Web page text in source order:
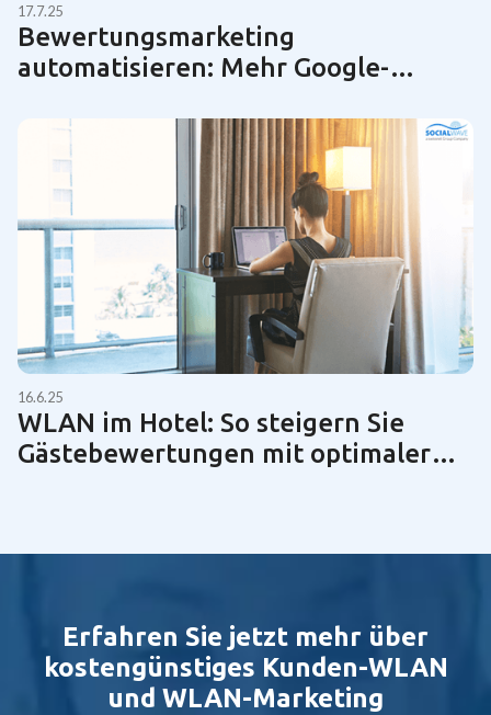
17.7.25
Bewertungsmarketing
automatisieren: Mehr Google-
16.6.25
WLAN im Hotel: So steigern Sie
Gästebewertungen mit optimaler
Erfahren Sie jetzt mehr über
kostengünstiges Kunden-WLAN
und WLAN-Marketing